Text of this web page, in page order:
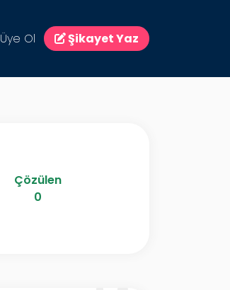
Üye Ol Şikayet Yaz
Çözülen
0